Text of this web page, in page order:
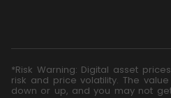
*Risk Warning: Digital asset
risk and price volatility. The
down or up, and you may not